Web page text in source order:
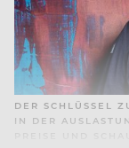
DER SCHLÜSSEL
IN DER
PREISE UND